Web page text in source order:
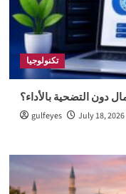
تكنولوجيا
دون التضحية بالأداء؟
gulfeyes July 18, 2026